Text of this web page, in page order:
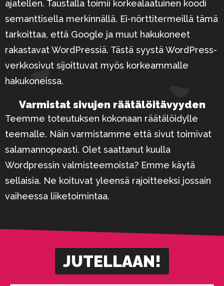
ajatellen. Taustalla toimii korkealaatuinen koodi
semanttisella merkinnällä. Ei-nörttitermeillä tämä
tarkoittaa, että Google ja muut hakukoneet
rakastavat WordPressiä. Tästä syystä WordPress-
verkkosivut sijoittuvat myös korkeammalle
hakukoneissa.
Varmistat sivujen räätälöitävyyden
Teemme toteutuksen kokonaan räätälöidylle
teemalle. Näin varmistamme että sivut toimivat
salamannopeasti. Olet saattanut kuulla
Wordpressin valmisteemoista? Emme käytä
sellaisia. Ne koituvat yleensä rajoitteeksi jossain
vaiheessa liiketoimintaa.
JUTELLAAN!